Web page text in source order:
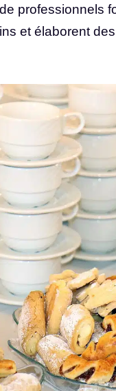
professionnels
et élaborent